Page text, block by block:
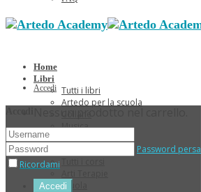
Home
Libri
Tutti i libri
Artedo per la scuola
Musica
Sconti Estivi
Corsi
Scuola
Accedi
Password persa
Ricordami